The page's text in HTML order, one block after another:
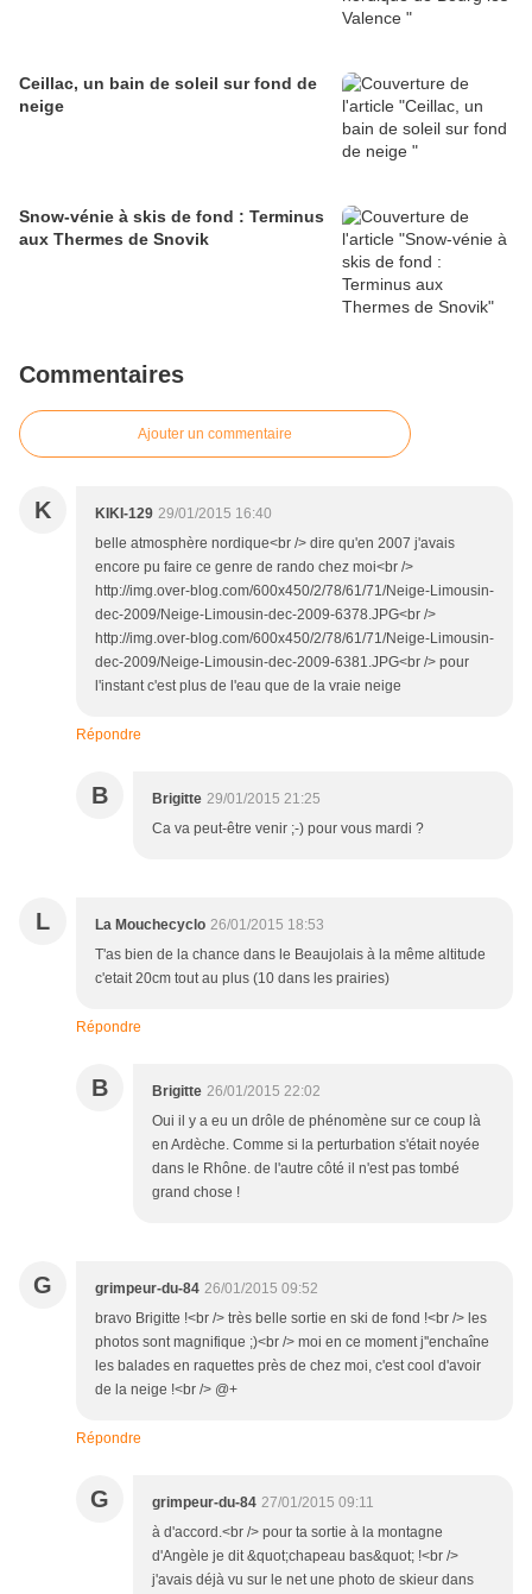
Ceillac, un bain de soleil sur fond de
neige
Snow-vénie à skis de fond : Terminus
aux Thermes de Snovik
Commentaires
Ajouter un commentaire
K KIKI-129 29/01/2015 16:40
belle atmosphère nordique<br /> dire qu'en 2007 j'avais
encore pu faire ce genre de rando chez moi<br />
http://img.over-blog.com/600x450/2/78/61/71/Neige-Limousin-
dec-2009/Neige-Limousin-dec-2009-6378.JPG<br />
http://img.over-blog.com/600x450/2/78/61/71/Neige-Limousin-
dec-2009/Neige-Limousin-dec-2009-6381.JPG<br /> pour
l'instant c'est plus de l'eau que de la vraie neige
Répondre
B Brigitte 29/01/2015 21:25
Ca va peut-être venir ;-) pour vous mardi ?
L La Mouchecyclo 26/01/2015 18:53
T'as bien de la chance dans le Beaujolais à la même altitude
c'etait 20cm tout au plus (10 dans les prairies)
Répondre
B Brigitte 26/01/2015 22:02
Oui il y a eu un drôle de phénomène sur ce coup là
en Ardèche. Comme si la perturbation s'était noyée
dans le Rhône. de l'autre côté il n'est pas tombé
grand chose !
G grimpeur-du-84 26/01/2015 09:52
bravo Brigitte !<br /> très belle sortie en ski de fond !<br /> les
photos sont magnifique ;)<br /> moi en ce moment j''enchaîne
les balades en raquettes près de chez moi, c'est cool d'avoir
de la neige !<br /> @+
Répondre
G grimpeur-du-84 27/01/2015 09:11
à d'accord.<br /> pour ta sortie à la montagne
d'Angèle je dit &quot;chapeau bas&quot; !<br />
j'avais déjà vu sur le net une photo de skieur dans